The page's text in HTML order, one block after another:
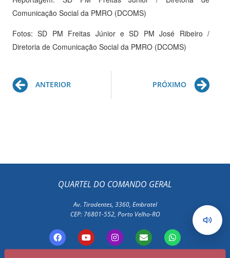
Comunicação Social da PMRO (DCOMS)
Fotos: SD PM Freitas Júnior e SD PM José Ribeiro /
Diretoria de Comunicação Social da PMRO (DCOMS)
Prev
ANTERIOR PRÓXIMO
QUARTEL DO COMANDO GERAL
Av. Tiradentes, 3360, Embratel
CEP: 76801-552, Porto Velho-RO
F
a
c
Y
o
u
I
n
s
E
n
v
W
h
a